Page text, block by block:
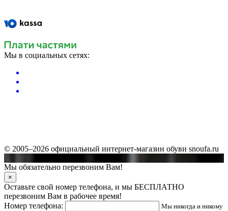
Мы в социальных сетях:
© 2005–2026 официальный интернет-магазин обуви snoufa.ru
Мы обязательно перезвоним Вам!
×
Оставьте свой номер телефона, и мы БЕСПЛАТНО
перезвоним Вам в рабочее время!
Номер телефона:
Мы никогда и никому